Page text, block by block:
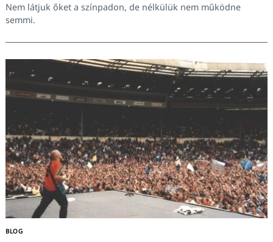
Nem látjuk őket a színpadon, de nélkülük nem működne
semmi.
BLOG